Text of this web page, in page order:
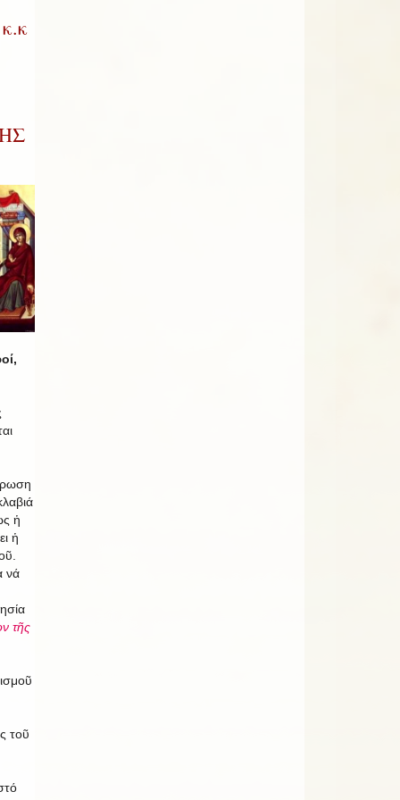
ἡ
ἡ
νά
τῆς
τοῦ